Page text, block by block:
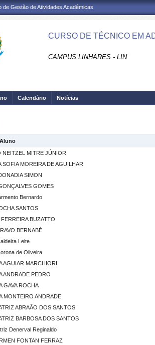
de Gestão de Atividades Acadêmicas
CURSO DE TÉCNICO EM
CAMPUS LINHARES - LIN
Calendário Notícias
Aluno
NEITZEL MITRE JÚNIOR
SOFIA MOREIRA DE AGUILHAR
SIMON
GOMES
Bernardo
SANTOS
FERREIRA BUZATTO
BERNABÉ
Leite
de Oliveira
AGUIAR MARCHIORI
ANDRADE PEDRO
GAVA ROCHA
MONTEIRO ANDRADE
ABRAÃO DOS SANTOS
BARBOSA DOS SANTOS
Denerval Reginaldo
FONTAN FERRAZ